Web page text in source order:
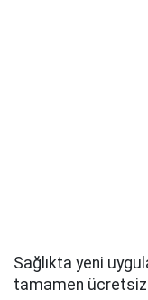
Sağlıkta yeni
tamamen